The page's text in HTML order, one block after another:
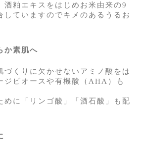
酒粕エキスをはじめお米由来の9
していますのでキメのあるうるお
か素肌へ
づくりに欠かせないアミノ酸をは
ジビオースや有機酸（AHA）も
めに「リンゴ酸」「酒石酸」も配